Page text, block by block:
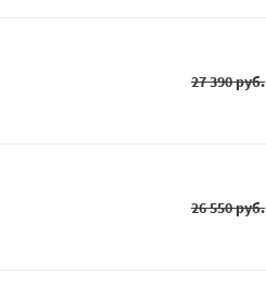
27 390 руб.
26 550 руб.